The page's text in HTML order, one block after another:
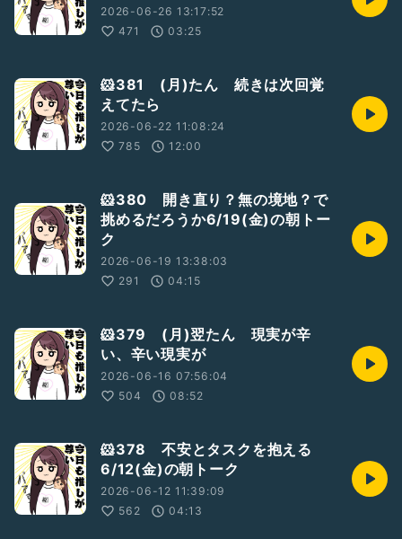
2026-06-26 13:17:52
471
03:25
🐹381 (月)たん 続きは次回覚
えてたら
2026-06-22 11:08:24
785
12:00
🐹380 開き直り？無の境地？で
挑めるだろうか6/19(金)の朝トー
ク
2026-06-19 13:38:03
291
04:15
🐹379 (月)翌たん 現実が辛
い、辛い現実が
2026-06-16 07:56:04
504
08:52
🐹378 不安とタスクを抱える
6/12(金)の朝トーク
2026-06-12 11:39:09
562
04:13